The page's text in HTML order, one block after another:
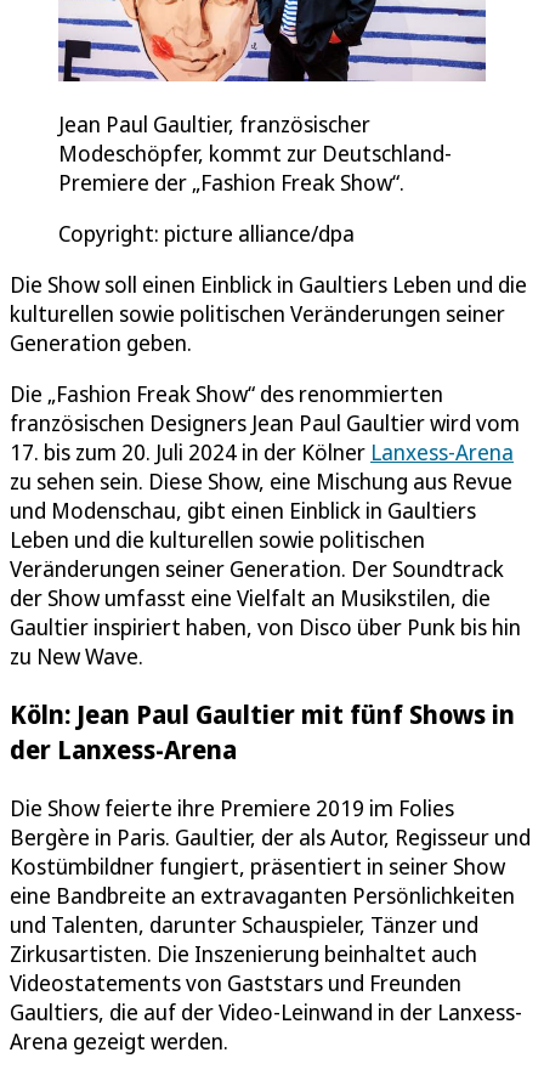
Jean Paul Gaultier, französischer
Modeschöpfer, kommt zur Deutschland-
Premiere der „Fashion Freak Show“.
Copyright: picture alliance/dpa
Die Show soll einen Einblick in Gaultiers Leben und die
kulturellen sowie politischen Veränderungen seiner
Generation geben.
Die „Fashion Freak Show“ des renommierten
französischen Designers Jean Paul Gaultier wird vom
17. bis zum 20. Juli 2024 in der Kölner Lanxess-Arena
zu sehen sein. Diese Show, eine Mischung aus Revue
und Modenschau, gibt einen Einblick in Gaultiers
Leben und die kulturellen sowie politischen
Veränderungen seiner Generation. Der Soundtrack
der Show umfasst eine Vielfalt an Musikstilen, die
Gaultier inspiriert haben, von Disco über Punk bis hin
zu New Wave.
Köln: Jean Paul Gaultier mit fünf Shows in
der Lanxess-Arena
Die Show feierte ihre Premiere 2019 im Folies
Bergère in Paris. Gaultier, der als Autor, Regisseur und
Kostümbildner fungiert, präsentiert in seiner Show
eine Bandbreite an extravaganten Persönlichkeiten
und Talenten, darunter Schauspieler, Tänzer und
Zirkusartisten. Die Inszenierung beinhaltet auch
Videostatements von Gaststars und Freunden
Gaultiers, die auf der Video-Leinwand in der Lanxess-
Arena gezeigt werden.